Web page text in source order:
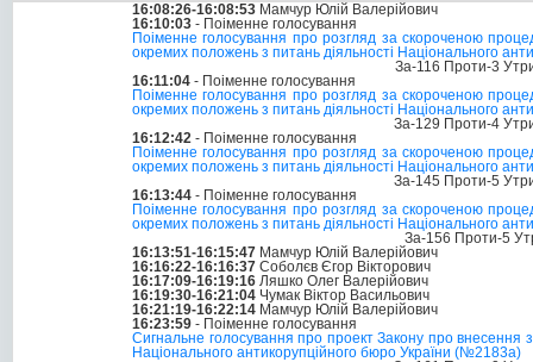
16:08:26-16:08:53 Мамчур Юлій Валерійович
16:10:03 - Поіменне голосування
Поіменне голосування про розгляд за скороченою
окремих положень з питань діяльності Національного
За-116 Проти-3
16:11:04 - Поіменне голосування
Поіменне голосування про розгляд за скороченою
окремих положень з питань діяльності Національного
За-129 Проти-4
16:12:42 - Поіменне голосування
Поіменне голосування про розгляд за скороченою
окремих положень з питань діяльності Національного
За-145 Проти-5
16:13:44 - Поіменне голосування
Поіменне голосування про розгляд за скороченою
окремих положень з питань діяльності Національного
За-156 Проти-5
16:13:51-16:15:47 Мамчур Юлій Валерійович
16:16:22-16:16:37 Соболєв Єгор Вікторович
16:17:09-16:19:16 Ляшко Олег Валерійович
16:19:30-16:21:04 Чумак Віктор Васильович
16:21:19-16:22:14 Мамчур Юлій Валерійович
16:23:59 - Поіменне голосування
Сигнальне голосування про проект Закону про внесення
Національного антикорупційного бюро України (№2183а)